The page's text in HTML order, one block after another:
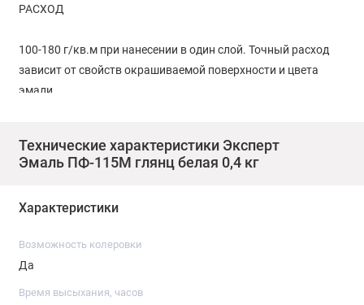
РАСХОД
100-180 г/кв.м при нанесении в один слой. Точный расход
зависит от свойств окрашиваемой поверхности и цвета
эмали.
Поверхность должна быть прочной, чистой и сухой. Ранее
покрытия. Металлические поверхности очис­тить от рыхлой
Рекомендуется предварительно загрунтовать поверхность
антикоррозионным грунтом ГФ 021.
Технические характеристики Эксперт
Эмаль ПФ-115М глянц белая 0,4 кг
Характеристики
Возможность колеровки
Да
Время высыхания, часов